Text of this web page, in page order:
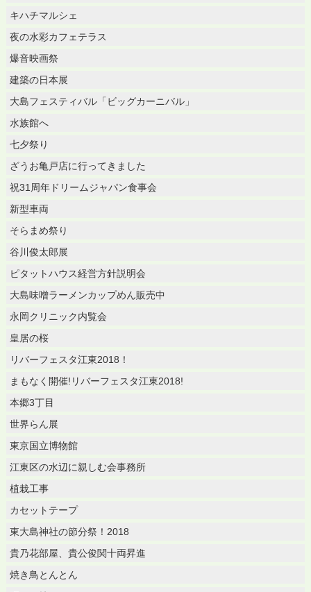
キハチマルシェ
夜の水彩カフェテラス
爆音映画祭
建築の日本展
大島フェスティバル「ビッグカーニバル」
水族館へ
七夕祭り
ざうお亀戸店に行ってきました
祝31周年ドリームジャパン食事会
新型車両
そらまめ祭り
谷川俊太郎展
ピタットハウス経営方針説明会
大島味噌ラーメンカップめん販売中
永岡クリニック内覧会
皇居の桜
リバーフェスタ江東2018！
まもなく開催!リバーフェスタ江東2018!
本郷3丁目
世界らん展
東京国立博物館
江東区の水辺に親しむ会事務所
植栽工事
カセットテープ
東大島神社の節分祭！2018
貴乃花部屋、貴公俊関十両昇進
焼き鳥とんとん